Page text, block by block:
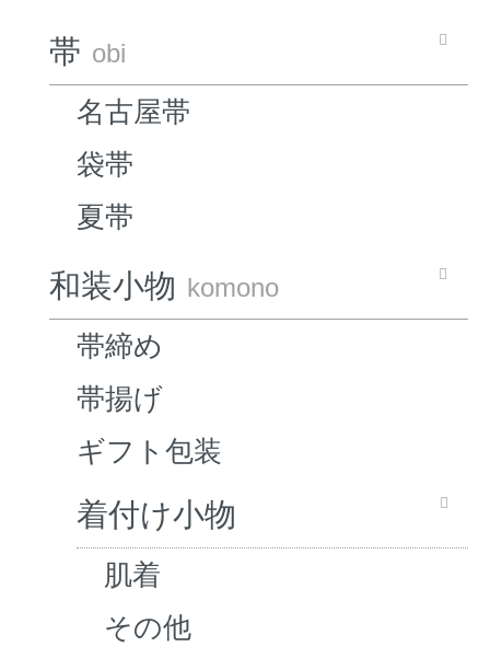
帯 obi
名古屋帯
袋帯
夏帯
和装小物 komono
帯締め
帯揚げ
ギフト包装
着付け小物
肌着
その他